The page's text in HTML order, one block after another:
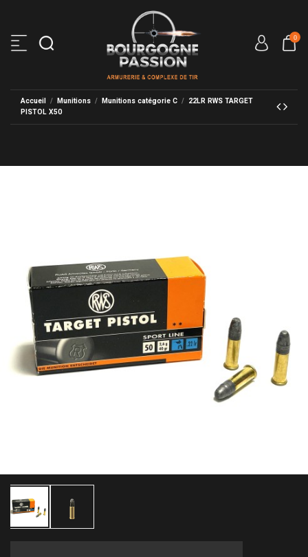
0
Accueil Munitions Munitions catégorie C
22LR RWS TARGET
PISTOL X50